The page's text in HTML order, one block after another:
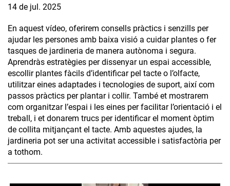
14 de jul. 2025
En aquest vídeo, oferirem consells pràctics i senzills per
ajudar les persones amb baixa visió a cuidar plantes o fer
tasques de jardineria de manera autònoma i segura.
Aprendràs estratègies per dissenyar un espai accessible,
escollir plantes fàcils d’identificar pel tacte o l’olfacte,
utilitzar eines adaptades i tecnologies de suport, així com
passos pràctics per plantar i collir. També et mostrarem
com organitzar l’espai i les eines per facilitar l’orientació i el
treball, i et donarem trucs per identificar el moment òptim
de collita mitjançant el tacte. Amb aquestes ajudes, la
jardineria pot ser una activitat accessible i satisfactòria per
a tothom.